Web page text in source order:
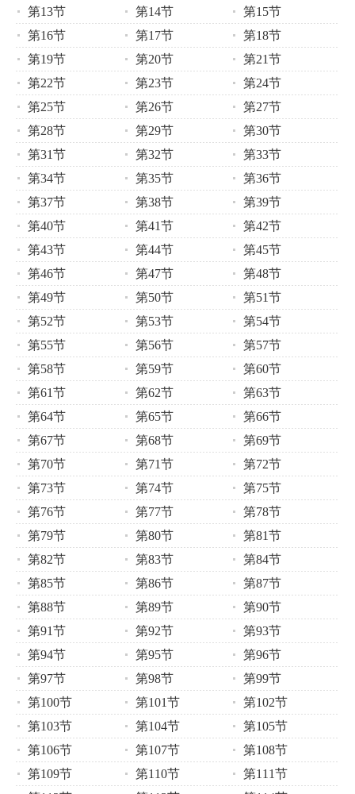
第13节
第14节
第15节
第16节
第17节
第18节
第19节
第20节
第21节
第22节
第23节
第24节
第25节
第26节
第27节
第28节
第29节
第30节
第31节
第32节
第33节
第34节
第35节
第36节
第37节
第38节
第39节
第40节
第41节
第42节
第43节
第44节
第45节
第46节
第47节
第48节
第49节
第50节
第51节
第52节
第53节
第54节
第55节
第56节
第57节
第58节
第59节
第60节
第61节
第62节
第63节
第64节
第65节
第66节
第67节
第68节
第69节
第70节
第71节
第72节
第73节
第74节
第75节
第76节
第77节
第78节
第79节
第80节
第81节
第82节
第83节
第84节
第85节
第86节
第87节
第88节
第89节
第90节
第91节
第92节
第93节
第94节
第95节
第96节
第97节
第98节
第99节
第100节
第101节
第102节
第103节
第104节
第105节
第106节
第107节
第108节
第109节
第110节
第111节